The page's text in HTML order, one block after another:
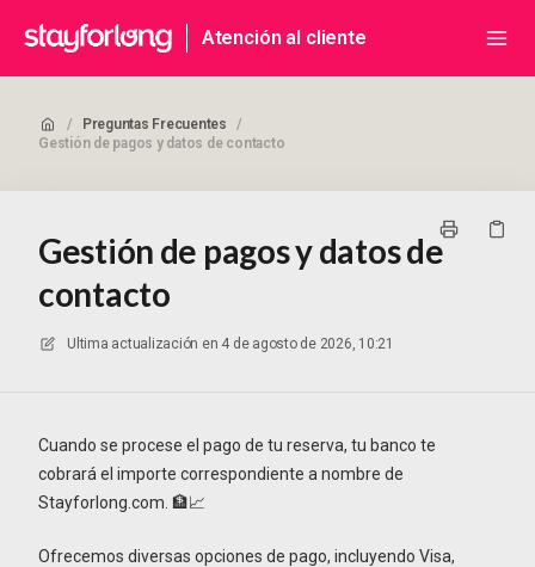
Atención al cliente
/ Preguntas Frecuentes
/
Gestión de pagos y datos de contacto
Gestión de pagos y datos de
contacto
Ultima actualización en 4 de agosto de 2026, 10:21
Cuando se procese el pago de tu reserva, tu banco te
cobrará el importe correspondiente a nombre de
Stayforlong.com. 🏦📈
Ofrecemos diversas opciones de pago, incluyendo Visa,